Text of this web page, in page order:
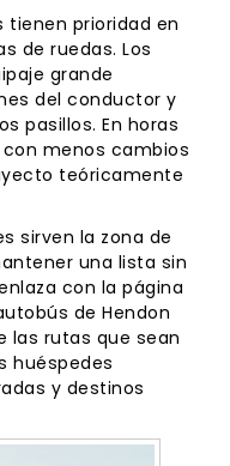
tienen prioridad en
de ruedas. Los
grande
del conductor y
pasillos. En horas
menos cambios
teóricamente
sirven la zona de
una lista sin
con la página
de Hendon
las rutas que sean
huéspedes
y destinos